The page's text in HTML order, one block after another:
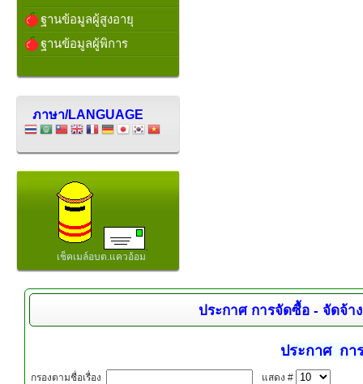
ฐานข้อมูลผู้สูงอายุ
ฐานข้อมูลผู้พิการ
ภาษา/LANGUAGE
เช็คเมล์อบต.แควอ้อม
ประกาศ การจัดซื้อ - จัดจ้าง
ประกาศ กา
กรองตามชื่อเรื่อง
แสดง #